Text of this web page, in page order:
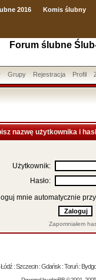
2016 Komis ślubny
Forum ślubne
Grupy Rejestracja Profil
nazwę użytkownika i
Użytkownik:
Hasło:
mnie automatycznie
Zapomniałem
: Szczecin : Gdańsk : Toruń :